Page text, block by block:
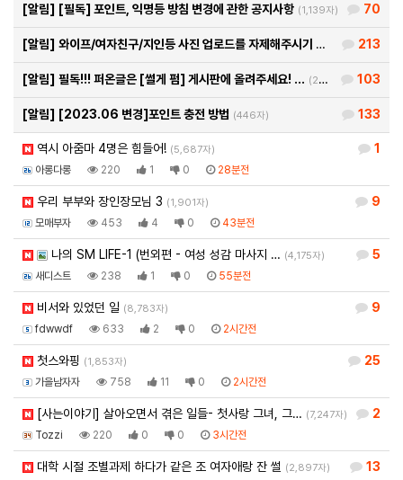
70
[알림] [필독] 포인트, 익명등 방침 변경에 관한 공지사항 (1,139자)
213
[알림] 와이프/여자친구/지인등 사진 업로드를 자제해주시기 바랍… (460자)
103
[알림] 필독!!! 퍼온글은 [썰게 펌] 게시판에 올려주세요! … (290자)
133
[알림] [2023.06 변경]포인트 충전 방법 (446자)
1
역시 아줌마 4명은 힘들어! (5,687자)
아롱다롱 220 1 0 28분전
9
우리 부부와 장인장모님 3 (1,901자)
모매부자 453 4 0 43분전
5
나의 SM LIFE-1 (번외편 - 여성 성감 마사지 … (4,175자)
새디스트 238 1 0 55분전
9
비서와 있었던 일 (8,783자)
fdwwdf 633 2 0 2시간전
25
첫스와핑 (1,853자)
가을남자자 758 11 0 2시간전
2
[사는이야기] 살아오면서 겪은 일들- 첫사랑 그녀, 그… (7,247자)
Tozzi 220 0 0 3시간전
13
대학 시절 조별과제 하다가 같은 조 여자애랑 잔 썰 (2,897자)